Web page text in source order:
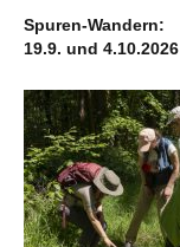
Spuren-Wandern:
19.9. und 4.10.2026